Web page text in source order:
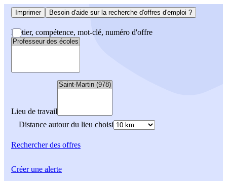
Imprimer Besoin d'aide sur la recherche d'offres d'emploi ?
Métier, compétence, mot-clé, numéro d'offre
Lieu de travail
Distance autour du lieu choisi
Rechercherdes offres
Créer une alerte